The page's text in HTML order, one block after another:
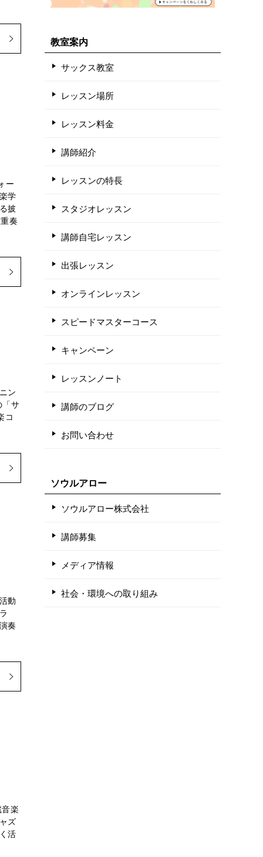
ー
学
披
奏
ン
「サ
コ
動
奏
楽
ズ
活
教室案内
サックス教室
レッスン場所
レッスン料金
講師紹介
レッスンの特長
スタジオレッスン
講師自宅レッスン
出張レッスン
オンラインレッスン
スピードマスターコース
キャンペーン
レッスンノート
講師のブログ
お問い合わせ
ソウルアロー
ソウルアロー株式会社
講師募集
メディア情報
社会・環境への取り組み